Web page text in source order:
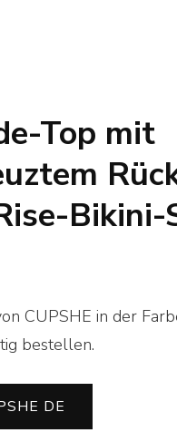
Top mit
Bikini-
CUPSHE in der
bestellen.
DE